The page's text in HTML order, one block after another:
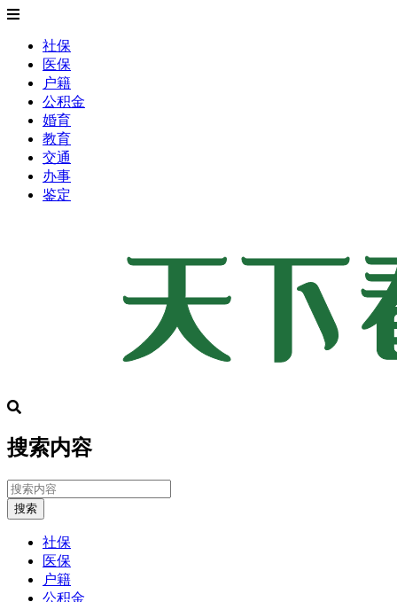
社保
医保
户籍
公积金
婚育
教育
交通
办事
鉴定
搜索内容
搜索
社保
医保
户籍
公积金